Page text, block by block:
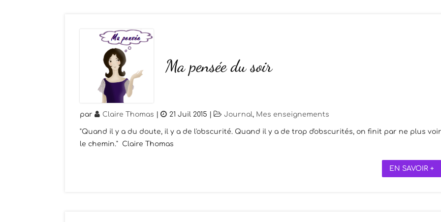
Ma pensée du soir
par Claire Thomas 21 Juil 2015 Journal, Mes enseignements
"Quand il y a du doute, il y a de l'obscurité. Quand il y a de trop d'obscurités, on finit par ne plus
le chemin." Claire Thomas
EN SAVOIR +